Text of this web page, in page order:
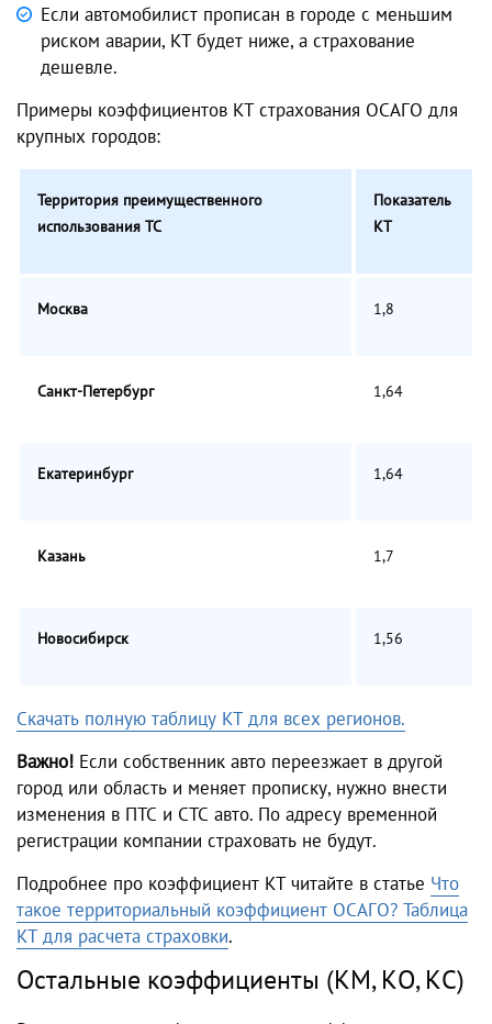
Если автомобилист прописан в городе с меньшим
риском аварии, КТ будет ниже, а страхование
дешевле.
Примеры коэффициентов КТ страхования ОСАГО для
крупных городов:
Территория преимущественного
использования ТС
Показатель
КТ
Москва 1,8
Санкт-Петербург 1,64
Екатеринбург 1,64
Казань 1,7
Новосибирск 1,56
Скачать полную таблицу КТ для всех регионов.
Важно! Если собственник авто переезжает в другой
город или область и меняет прописку, нужно внести
изменения в ПТС и СТС авто. По адресу временной
регистрации компании страховать не будут.
Подробнее про коэффициент КТ читайте в статье Что
такое территориальный коэффициент ОСАГО? Таблица
КТ для расчета страховки.
Остальные коэффициенты (КМ, КО, КС)